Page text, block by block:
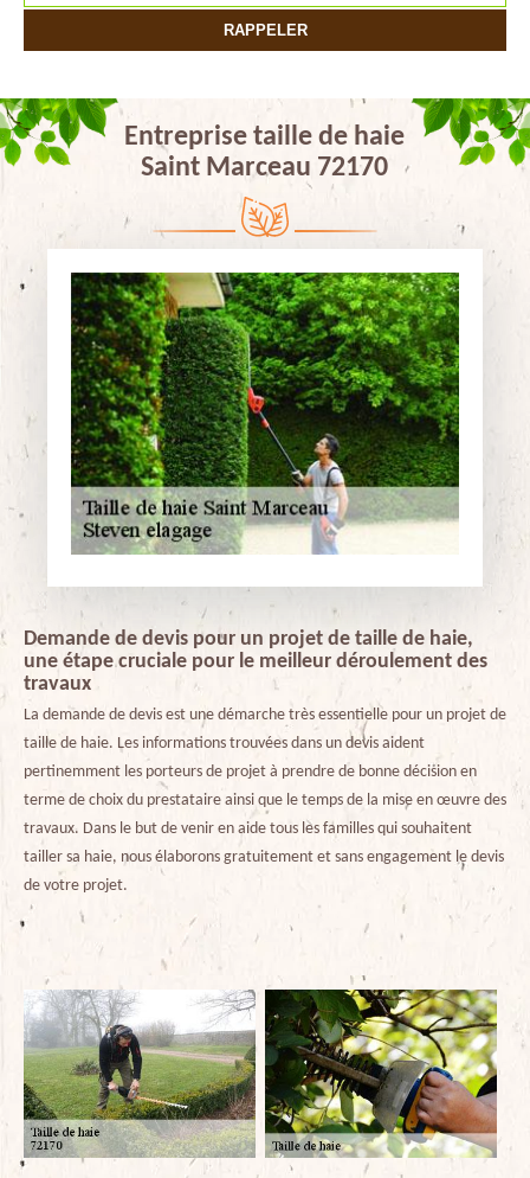
Entreprise taille de haie
Saint Marceau 72170
Demande de devis pour un projet de taille de haie,
une étape cruciale pour le meilleur déroulement des
travaux
La demande de devis est une démarche très essentielle pour un projet de
taille de haie. Les informations trouvées dans un devis aident
pertinemment les porteurs de projet à prendre de bonne décision en
terme de choix du prestataire ainsi que le temps de la mise en œuvre des
travaux. Dans le but de venir en aide tous les familles qui souhaitent
tailler sa haie, nous élaborons gratuitement et sans engagement le devis
de votre projet.